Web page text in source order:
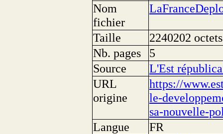
Nom
fichier
Taille
2240202 octets
Nb. pages
5
Source
L'Est
URL
origine
https://
le-
sa-nouvelle-
Langue
FR